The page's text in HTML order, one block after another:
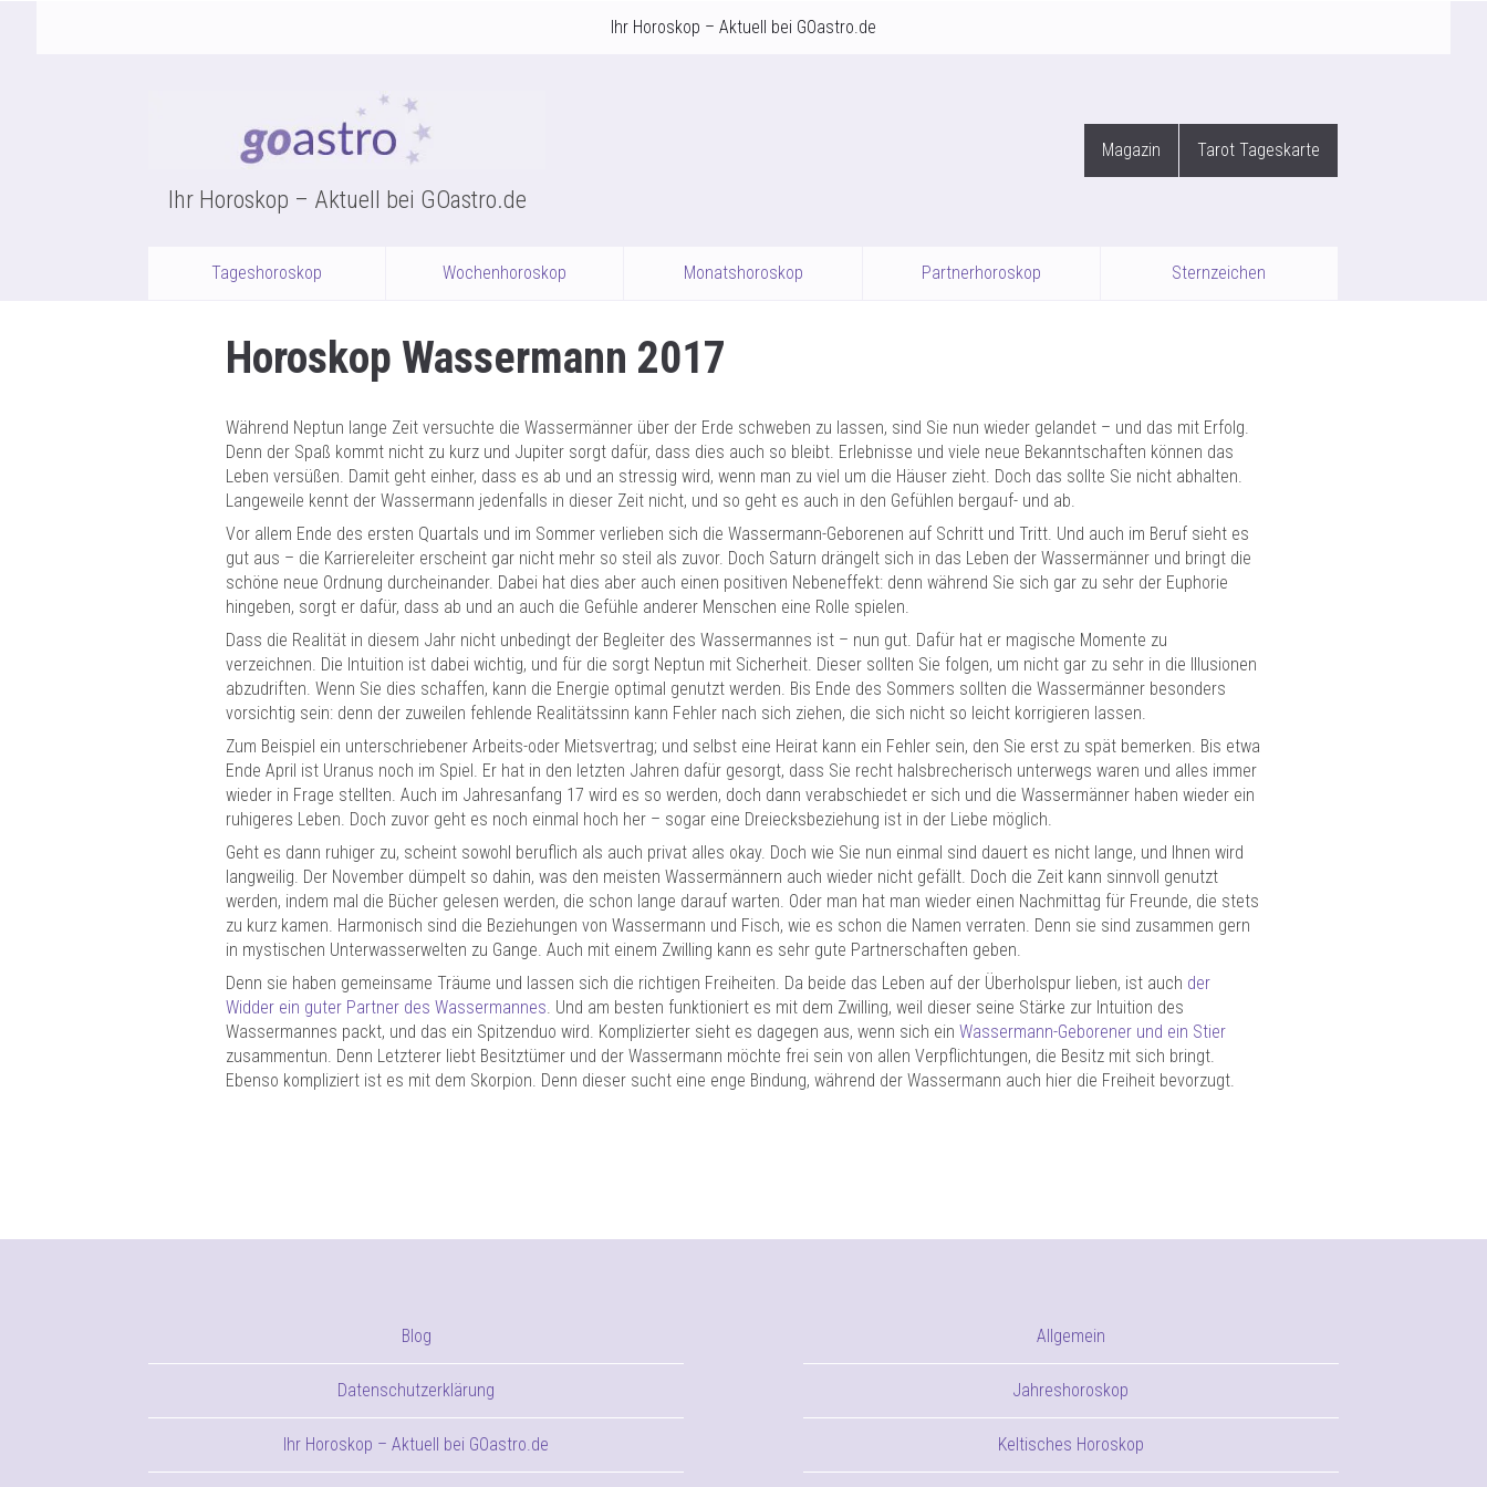
Ihr Horoskop – Aktuell bei GOastro.de
Ihr Horoskop – Aktuell bei GOastro.de
Magazin Tarot Tageskarte
Tageshoroskop Wochenhoroskop Monatshoroskop Partnerhoroskop Sternzeichen
Horoskop Wassermann 2017
Während Neptun lange Zeit versuchte die Wassermänner über der Erde schweben zu lassen, sind Sie nun wieder gelandet – und das mit Erfolg.
Denn der Spaß kommt nicht zu kurz und Jupiter sorgt dafür, dass dies auch so bleibt. Erlebnisse und viele neue Bekanntschaften können das
Leben versüßen. Damit geht einher, dass es ab und an stressig wird, wenn man zu viel um die Häuser zieht. Doch das sollte Sie nicht abhalten.
Langeweile kennt der Wassermann jedenfalls in dieser Zeit nicht, und so geht es auch in den Gefühlen bergauf- und ab.
Vor allem Ende des ersten Quartals und im Sommer verlieben sich die Wassermann-Geborenen auf Schritt und Tritt. Und auch im Beruf sieht es
gut aus – die Karriereleiter erscheint gar nicht mehr so steil als zuvor. Doch Saturn drängelt sich in das Leben der Wassermänner und bringt die
schöne neue Ordnung durcheinander. Dabei hat dies aber auch einen positiven Nebeneffekt: denn während Sie sich gar zu sehr der Euphorie
hingeben, sorgt er dafür, dass ab und an auch die Gefühle anderer Menschen eine Rolle spielen.
Dass die Realität in diesem Jahr nicht unbedingt der Begleiter des Wassermannes ist – nun gut. Dafür hat er magische Momente zu
verzeichnen. Die Intuition ist dabei wichtig, und für die sorgt Neptun mit Sicherheit. Dieser sollten Sie folgen, um nicht gar zu sehr in die Illusionen
abzudriften. Wenn Sie dies schaffen, kann die Energie optimal genutzt werden. Bis Ende des Sommers sollten die Wassermänner besonders
vorsichtig sein: denn der zuweilen fehlende Realitätssinn kann Fehler nach sich ziehen, die sich nicht so leicht korrigieren lassen.
Zum Beispiel ein unterschriebener Arbeits-oder Mietsvertrag; und selbst eine Heirat kann ein Fehler sein, den Sie erst zu spät bemerken. Bis etwa
Ende April ist Uranus noch im Spiel. Er hat in den letzten Jahren dafür gesorgt, dass Sie recht halsbrecherisch unterwegs waren und alles immer
wieder in Frage stellten. Auch im Jahresanfang 17 wird es so werden, doch dann verabschiedet er sich und die Wassermänner haben wieder ein
ruhigeres Leben. Doch zuvor geht es noch einmal hoch her – sogar eine Dreiecksbeziehung ist in der Liebe möglich.
Geht es dann ruhiger zu, scheint sowohl beruflich als auch privat alles okay. Doch wie Sie nun einmal sind dauert es nicht lange, und Ihnen wird
langweilig. Der November dümpelt so dahin, was den meisten Wassermännern auch wieder nicht gefällt. Doch die Zeit kann sinnvoll genutzt
werden, indem mal die Bücher gelesen werden, die schon lange darauf warten. Oder man hat man wieder einen Nachmittag für Freunde, die stets
zu kurz kamen. Harmonisch sind die Beziehungen von Wassermann und Fisch, wie es schon die Namen verraten. Denn sie sind zusammen gern
in mystischen Unterwasserwelten zu Gange. Auch mit einem Zwilling kann es sehr gute Partnerschaften geben.
Denn sie haben gemeinsame Träume und lassen sich die richtigen Freiheiten. Da beide das Leben auf der Überholspur lieben, ist auch der
Widder ein guter Partner des Wassermannes . Und am besten funktioniert es mit dem Zwilling, weil dieser seine Stärke zur Intuition des
Wassermannes packt, und das ein Spitzenduo wird. Komplizierter sieht es dagegen aus, wenn sich ein Wassermann-Geborener und ein Stier
zusammentun. Denn Letzterer liebt Besitztümer und der Wassermann möchte frei sein von allen Verpflichtungen, die Besitz mit sich bringt.
Ebenso kompliziert ist es mit dem Skorpion. Denn dieser sucht eine enge Bindung, während der Wassermann auch hier die Freiheit bevorzugt.
Blog
Datenschutzerklärung
Ihr Horoskop – Aktuell bei GOastro.de
Allgemein
Jahreshoroskop
Keltisches Horoskop